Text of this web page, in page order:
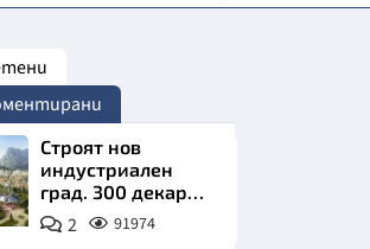
НА БЪЛГАРИЯ"
Строят нов
индустриален
град. 300 декара
чакат златни
заводи
2 91974